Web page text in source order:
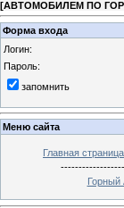
[АВТОМОБИЛЕМ ПО
Форма входа
Логин:
Пароль:
запомнить
Меню сайта
Главная страница
Горный